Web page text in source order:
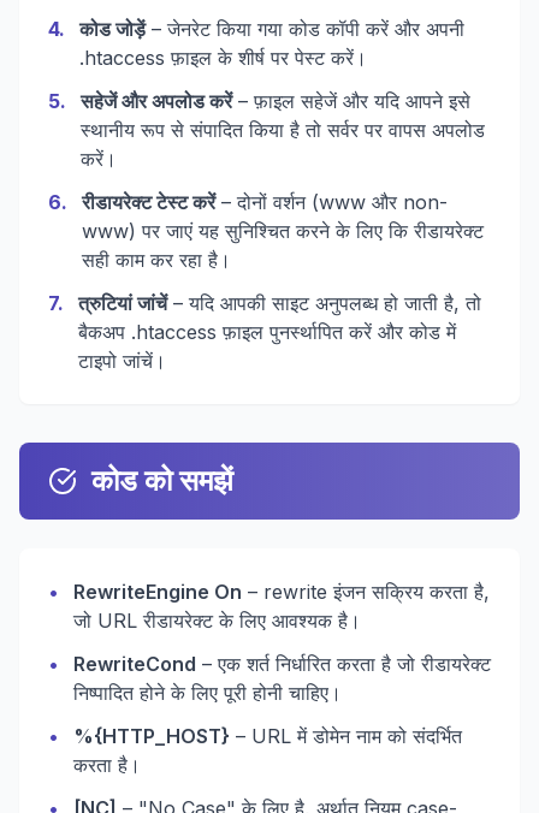
4. कोड जोड़ें– जेनरेट किया गया कोड कॉपी करें और अपनी
.htaccess फ़ाइल के शीर्ष पर पेस्ट करें।
5. सहेजें और अपलोड करें– फ़ाइल सहेजें और यदि आपने इसे
स्थानीय रूप से संपादित किया है तो सर्वर पर वापस अपलोड
करें।
6. रीडायरेक्ट टेस्ट करें– दोनों वर्शन (www और non-
www) पर जाएं यह सुनिश्चित करने के लिए कि रीडायरेक्ट
सही काम कर रहा है।
7. त्रुटियां जांचें– यदि आपकी साइट अनुपलब्ध हो जाती है, तो
बैकअप .htaccess फ़ाइल पुनर्स्थापित करें और कोड में
टाइपो जांचें।
कोड को समझें
• RewriteEngine On – rewrite इंजन सक्रिय करता है,
जो URL रीडायरेक्ट के लिए आवश्यक है।
•
RewriteCond – एक शर्त निर्धारित करता है जो रीडायरेक्ट
निष्पादित होने के लिए पूरी होनी चाहिए।
•
%{HTTP_HOST} – URL में डोमेन नाम को संदर्भित
करता है।
•
[NC] – "No Case" के लिए है, अर्थात नियम case-